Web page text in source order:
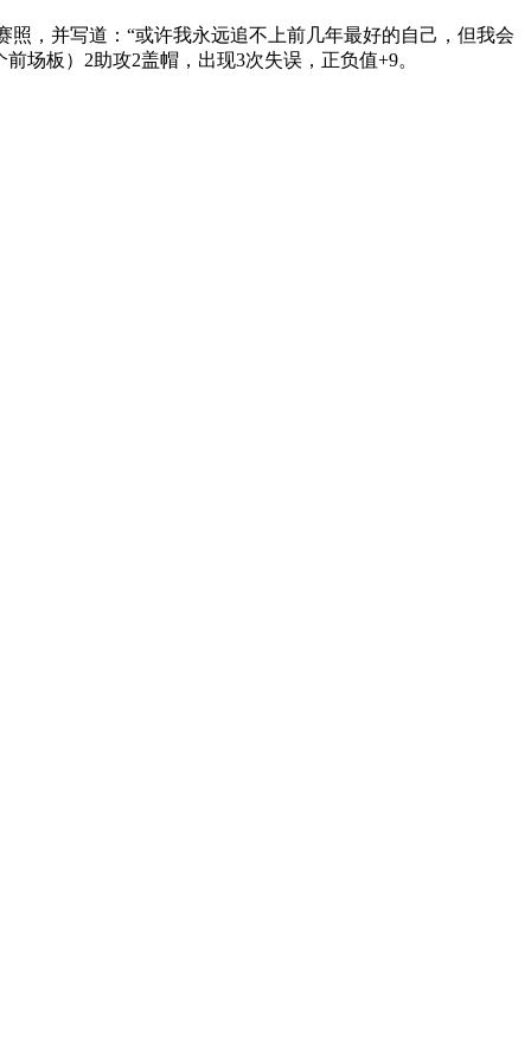
，并写道：“或许我永远追不上前几年最好的自己，但我会
场板）2助攻2盖帽，出现3次失误，正负值+9。